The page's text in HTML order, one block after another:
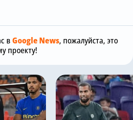
вGoogle News, пожалуйста, это
проекту!